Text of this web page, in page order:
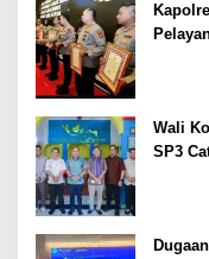
Wali
SP3